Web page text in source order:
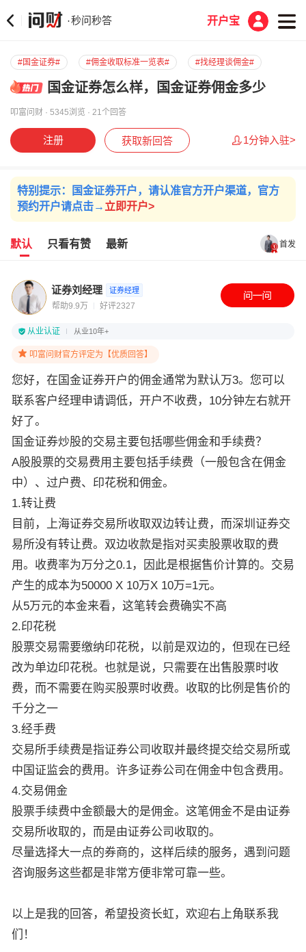
·秒问秒答 开户宝
#国金证券# #佣金收取标准一览表# #找经理谈佣金#
国金证券怎么样，国金证券佣金多少
叩富问财 · 5345浏览 · 21个回答
注册 获取新回答 1分钟入驻>
特别提示：国金证券开户，请认准官方开户渠道，官方
预约开户请点击→ 立即开户>
默认 只看有赞 最新 首发
证券刘经理 证券经理
帮助9.9万 好评2327
从业认证 从业10年+
叩富问财官方评定为【优质回答】
您好，在国金证券开户的佣金通常为默认万3。您可以
联系客户经理申请调低，开户不收费，10分钟左右就开
好了。
国金证券炒股的交易主要包括哪些佣金和手续费？
A股股票的交易费用主要包括手续费（一般包含在佣金
中）、过户费、印花税和佣金。
1.转让费
目前，上海证券交易所收取双边转让费，而深圳证券交
易所没有转让费。双边收款是指对买卖股票收取的费
用。收费率为万分之0.1，因此是根据售价计算的。交易
产生的成本为50000 X 10万X 10万=1元。
从5万元的本金来看，这笔转会费确实不高
2.印花税
股票交易需要缴纳印花税，以前是双边的，但现在已经
改为单边印花税。也就是说，只需要在出售股票时收
费，而不需要在购买股票时收费。收取的比例是售价的
千分之一
3.经手费
交易所手续费是指证券公司收取并最终提交给交易所或
中国证监会的费用。许多证券公司在佣金中包含费用。
4.交易佣金
股票手续费中金额最大的是佣金。这笔佣金不是由证券
交易所收取的，而是由证券公司收取的。
尽量选择大一点的券商的，这样后续的服务，遇到问题
咨询服务这些都是非常方便非常可靠一些。
以上是我的回答，希望投资长虹，欢迎右上角联系我
们！